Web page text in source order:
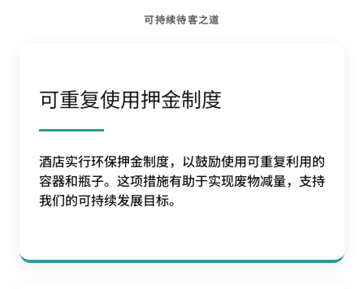
可持续待客之道
可重复使用押金制度
酒店实行环保押金制度，以鼓励使用可重复利用的
容器和瓶子。这项措施有助于实现废物减量，支持
我们的可持续发展目标。